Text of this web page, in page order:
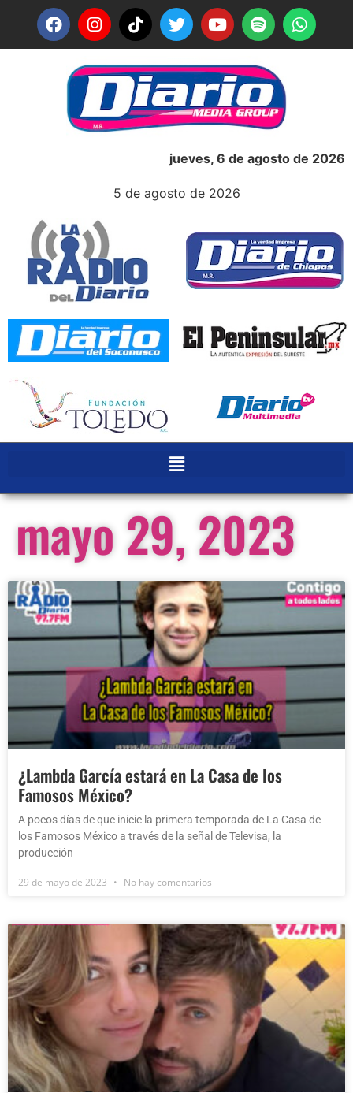
jueves, 6 de agosto de 2026
5 de agosto de 2026
mayo 29, 2023
¿Lambda García estará en La Casa de los
Famosos México?
A pocos días de que inicie la primera temporada de La Casa de
los Famosos México a través de la señal de Televisa, la
producción
29 de mayo de 2023 No hay comentarios